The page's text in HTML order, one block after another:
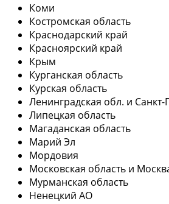
Коми
Костромская область
Краснодарский край
Красноярский край
Крым
Курганская область
Курская область
Ленинградская обл. и Санкт-
Липецкая область
Магаданская область
Марий Эл
Мордовия
Московская область и
Мурманская область
Ненецкий АО